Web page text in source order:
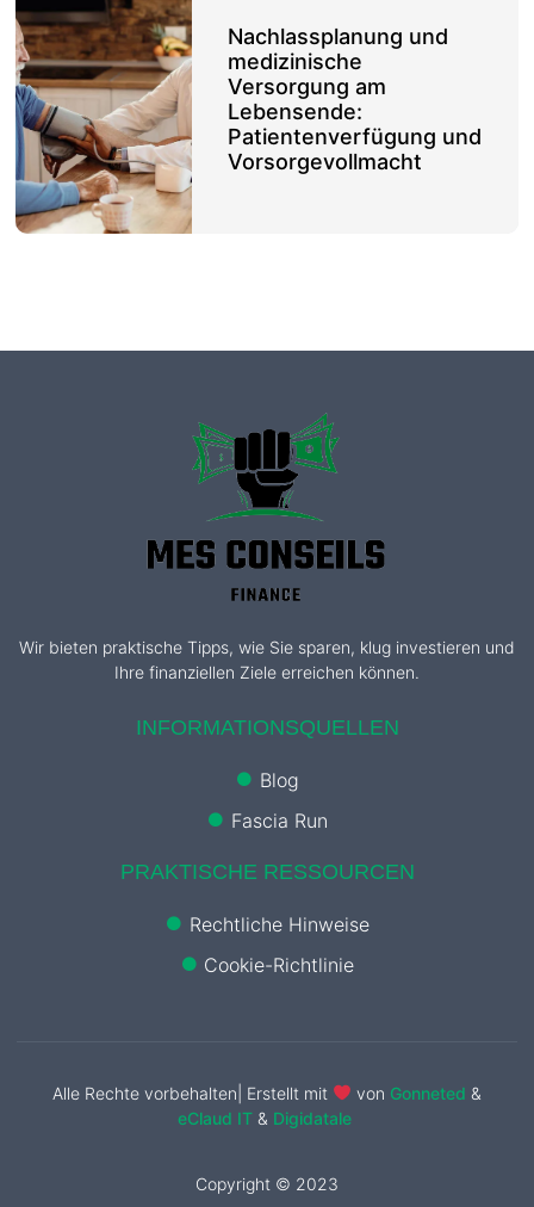
Nachlassplanung und
medizinische
Versorgung am
Lebensende:
Patientenverfügung und
Vorsorgevollmacht
Wir bieten praktische Tipps, wie Sie sparen, klug investieren und
Ihre finanziellen Ziele erreichen können.
INFORMATIONSQUELLEN
Blog
Fascia Run
PRAKTISCHE RESSOURCEN
Rechtliche Hinweise
Cookie-Richtlinie
Alle Rechte vorbehalten| Erstellt mit von Gonneted &
eClaud IT & Digidatale
Copyright © 2023